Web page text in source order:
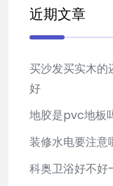
近期文章
买沙发买实木
好
地胶是pvc地板
装修水电要注
科奥卫浴好不